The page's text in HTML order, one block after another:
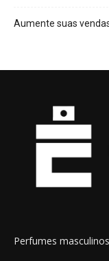
Aumente suas
Perfumes